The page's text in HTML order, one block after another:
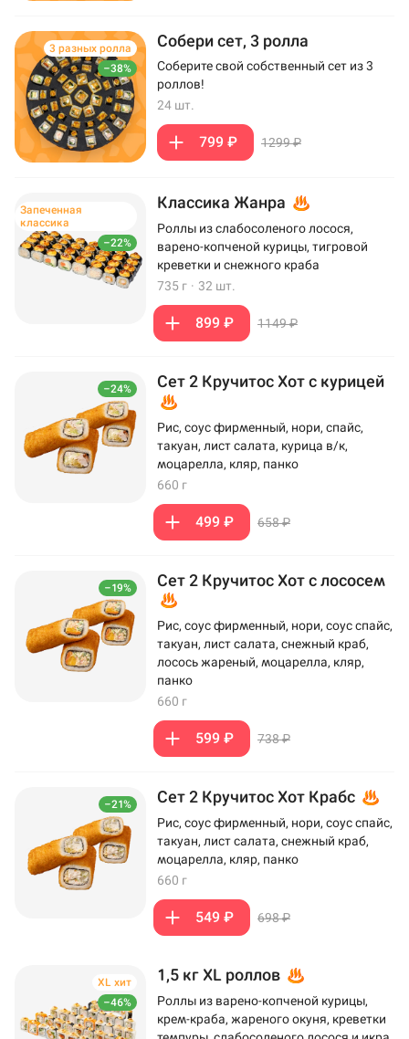
–38%
3 разных ролла Собери сет, 3 ролла
Соберите свой собственный сет из 3
роллов!
24 шт.
799 ₽ 1299 ₽
–22%
Запеченная
классика
Классика Жанра
Роллы из слабосоленого лосося,
варено-копченой курицы, тигровой
креветки и снежного краба
735 г · 32 шт.
899 ₽ 1149 ₽
–24% Сет 2 Кручитос Хот с курицей
Рис, соус фирменный, нори, спайс,
такуан, лист салата, курица в/к,
моцарелла, кляр, панко
660 г
499 ₽ 658 ₽
–19% Сет 2 Кручитос Хот с лососем
Рис, соус фирменный, нори, соус спайс,
такуан, лист салата, снежный краб,
лосось жареный, моцарелла, кляр,
панко
660 г
599 ₽ 738 ₽
–21% Сет 2 Кручитос Хот Крабс
Рис, соус фирменный, нори, соус спайс,
такуан, лист салата, снежный краб,
моцарелла, кляр, панко
660 г
549 ₽ 698 ₽
–46%
XL хит 1,5 кг XL роллов
Роллы из варено-копченой курицы,
крем-краба, жареного окуня, креветки